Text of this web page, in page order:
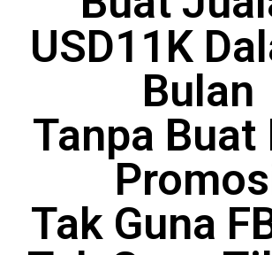
USD11K
Bulan
Tanpa Buat
Tak Guna